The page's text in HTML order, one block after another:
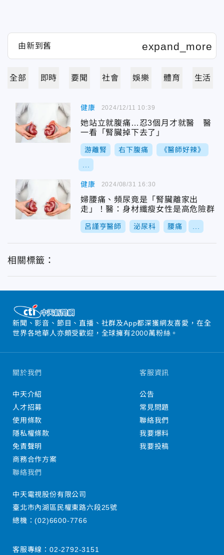
全部 即時 要聞 社會 娛樂 體育 生活
健康
她站立就腹痛…忍3個月才就醫 醫
一看「腎臟掉下去了」
游離腎 右下腹痛 《醫師好辣》
2024/12/11 10:39
健康
婦腰痛、頻尿竟是「腎臟離家出
走」！醫：身材纖瘦女性是高危險群
呂謹亨醫師 泌尿科 腰痛
2024/08/31 16:30
相關標籤：
新聞、影音、節目、直播、社群及App都深獲網友喜愛，在全
世界各地華人亦頗受歡迎，全球擁有2000萬粉絲。
關於我們
中天介紹
人才招募
使用條款
隱私權條款
免責聲明
商務合作方案
客服資訊
公告
常見問題
聯絡我們
我要爆料
我要投稿
聯絡我們
中天電視股份有限公司
臺北市內湖區民權東路六段25號
總機：(02)6600-7766
客服專線： 02-2792-3151